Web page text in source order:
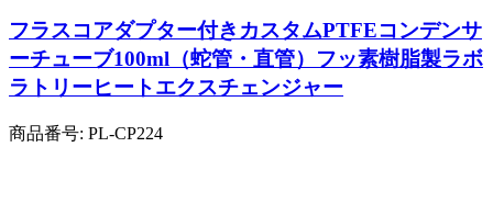
フラスコアダプター付きカスタムPTFEコンデンサ
ーチューブ100ml（蛇管・直管）フッ素樹脂製ラボ
ラトリーヒートエクスチェンジャー
商品番号: PL-CP224